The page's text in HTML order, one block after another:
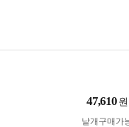
47,610 원
낱개구매가